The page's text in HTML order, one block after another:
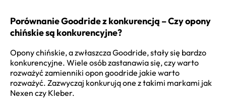
Porównanie Goodride z konkurencją – Czy opony
chińskie są konkurencyjne?
Opony chińskie, a zwłaszcza Goodride, stały się bardzo
konkurencyjne. Wiele osób zastanawia się, czy warto
rozważyć zamienniki opon goodride jakie warto
rozważyć. Zazwyczaj konkurują one z takimi markami jak
Nexen czy Kleber.